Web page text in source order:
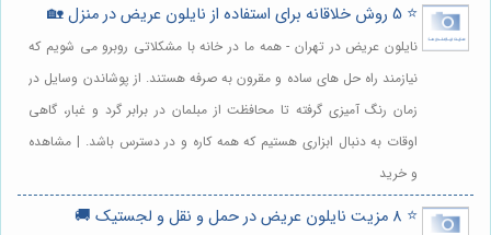
⭐️ 5 روش خلاقانه برای استفاده از نایلون عریض در منزل 🏡
نایلون عریض در تهران - همه ما در خانه با مشکلاتی روبرو می شویم که
نیازمند راه حل های ساده و مقرون به صرفه هستند. از پوشاندن وسایل در
زمان رنگ آمیزی گرفته تا محافظت از مبلمان در برابر گرد و غبار، گاهی
اوقات به دنبال ابزاری هستیم که همه کاره و در دسترس باشد. | مشاهده
و خرید
⭐️ 8 مزیت نایلون عریض در حمل و نقل و لجستیک 🚚